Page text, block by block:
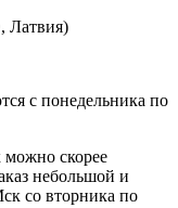
Латвия)
с понедельника по
можно скорее
небольшой и
со вторника по